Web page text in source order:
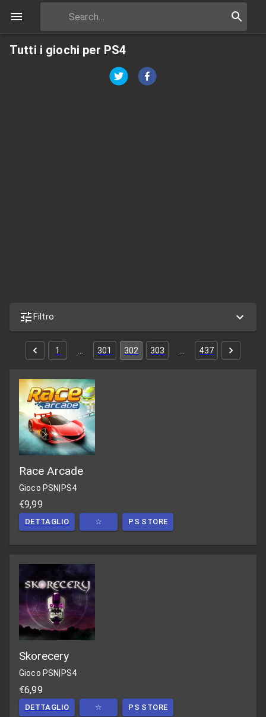
Tutti i giochi per PS4
Filtro
1 301 302 303 437
Race Arcade
Gioco PSN|PS4
€9,99
DETTAGLIO ☆ PS STORE
Skorecery
Gioco PSN PS4
€6,99
DETTAGLIO ☆ PS STORE